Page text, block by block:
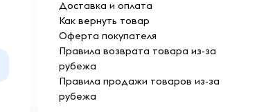
Доставка и оплата
Как вернуть товар
Оферта покупателя
Правила возврата товара из-за
рубежа
Правила продажи товаров из-за
рубежа